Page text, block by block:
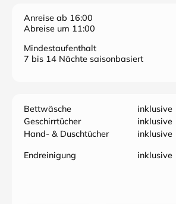
Anreise ab 16:00
Abreise um 11:00
Mindestaufenthalt
7 bis 14 Nächte saisonbasiert
Bettwäsche
inklusive
Geschirrtücher
inklusive
Hand- & Duschtücher
inklusive
Endreinigung
inklusive